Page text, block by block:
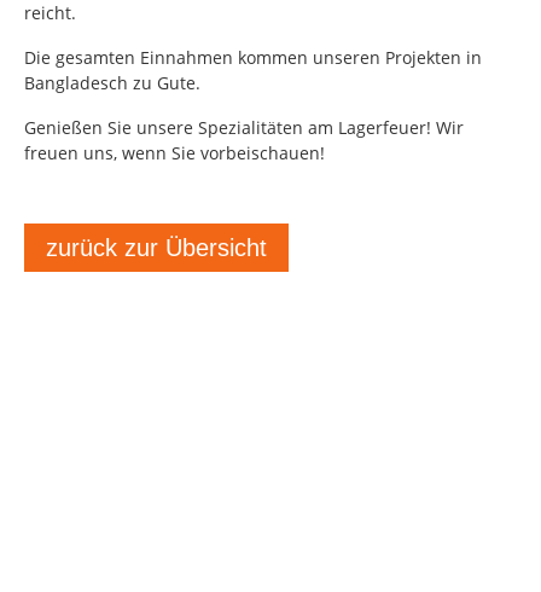
reicht.
Die gesamten Einnahmen kommen unseren Projekten in
Bangladesch zu Gute.
Genießen Sie unsere Spezialitäten am Lagerfeuer! Wir
freuen uns, wenn Sie vorbeischauen!
zurück zur Übersicht